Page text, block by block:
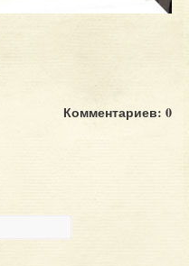
Комментариев: 0